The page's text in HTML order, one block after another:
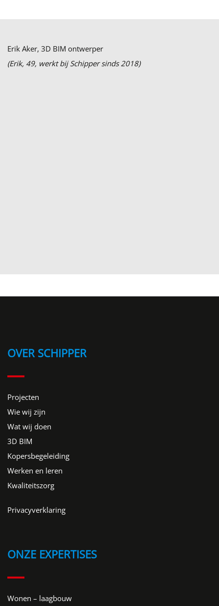
Erik Aker, 3D BIM ontwerper
(Erik, 49, werkt bij Schipper sinds 2018)
OVER SCHIPPER
Projecten
Wie wij zijn
Wat wij doen
3D BIM
Kopersbegeleiding
Werken en leren
Kwaliteitszorg
Privacyverklaring
ONZE EXPERTISES
Wonen – laagbouw